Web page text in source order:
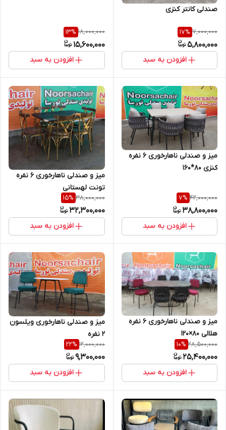
صندلی کانتر کنزی
7,000,000
17%
5,800,000
افزودن به سبد
18,000,000
13%
15,600,000
افزودن به سبد
میز و صندلی ناهارخوری 6 نفره
کنزی 80*160
42,000,000
7%
38,800,000
افزودن به سبد
میز و صندلی ناهارخوری 6 نفره
تونت لهستانی
38,000,000
15%
32,300,000
افزودن به سبد
میز و صندلی ناهارخوری ۶ نفره
هلالی ۸۰×۱۲۰
28,500,000
10%
25,400,000
افزودن به سبد
میز و صندلی ناهارخوری ویلسون
2 نفره
12,000,000
22%
9,300,000
افزودن به سبد